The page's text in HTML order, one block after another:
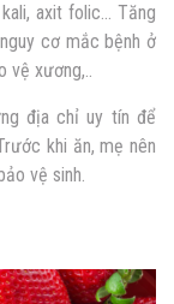
axit folic… Tăng
cơ mắc bệnh ở
vệ xương,..
địa chỉ uy tín để
khi ăn, mẹ nên
vệ sinh.